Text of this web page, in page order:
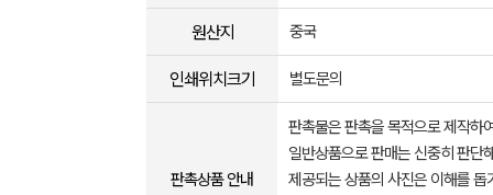
원산지 중국
인쇄위치크기 별도문의
판촉상품 안내
판촉물은 판촉을 목적으로 제작하
일반상품으로 판매는 신중히 판단
제공되는 상품의 사진은 이해를